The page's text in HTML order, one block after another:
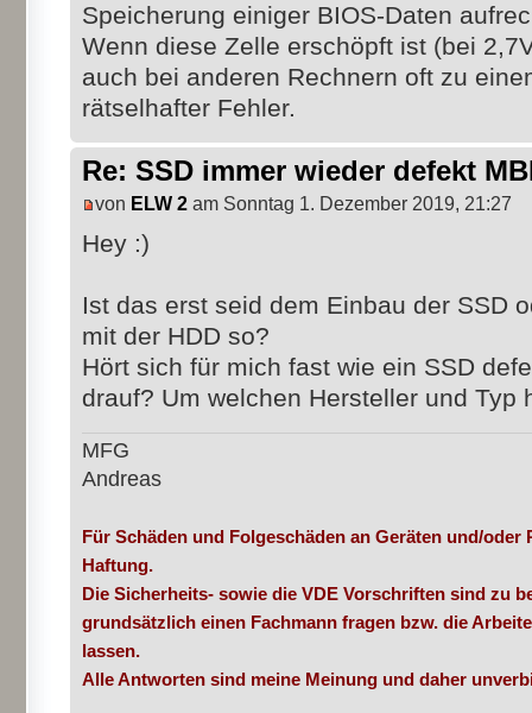
Speicherung einiger BIOS-Daten
Wenn diese Zelle erschöpft ist (bei
auch bei anderen Rechnern oft zu
rätselhafter Fehler.
Re: SSD immer wieder defekt
von ELW 2 am Sonntag 1. Dezember 2019, 21:27
Hey :)
Ist das erst seid dem Einbau der SSD
mit der HDD so?
Hört sich für mich fast wie ein SSD
drauf? Um welchen Hersteller und Typ
MFG
Andreas
Für Schäden und Folgeschäden an Geräten und/oder
Haftung.
Die Sicherheits- sowie die VDE Vorschriften sind zu
grundsätzlich einen Fachmann fragen bzw. die
lassen.
Alle Antworten sind meine Meinung und daher